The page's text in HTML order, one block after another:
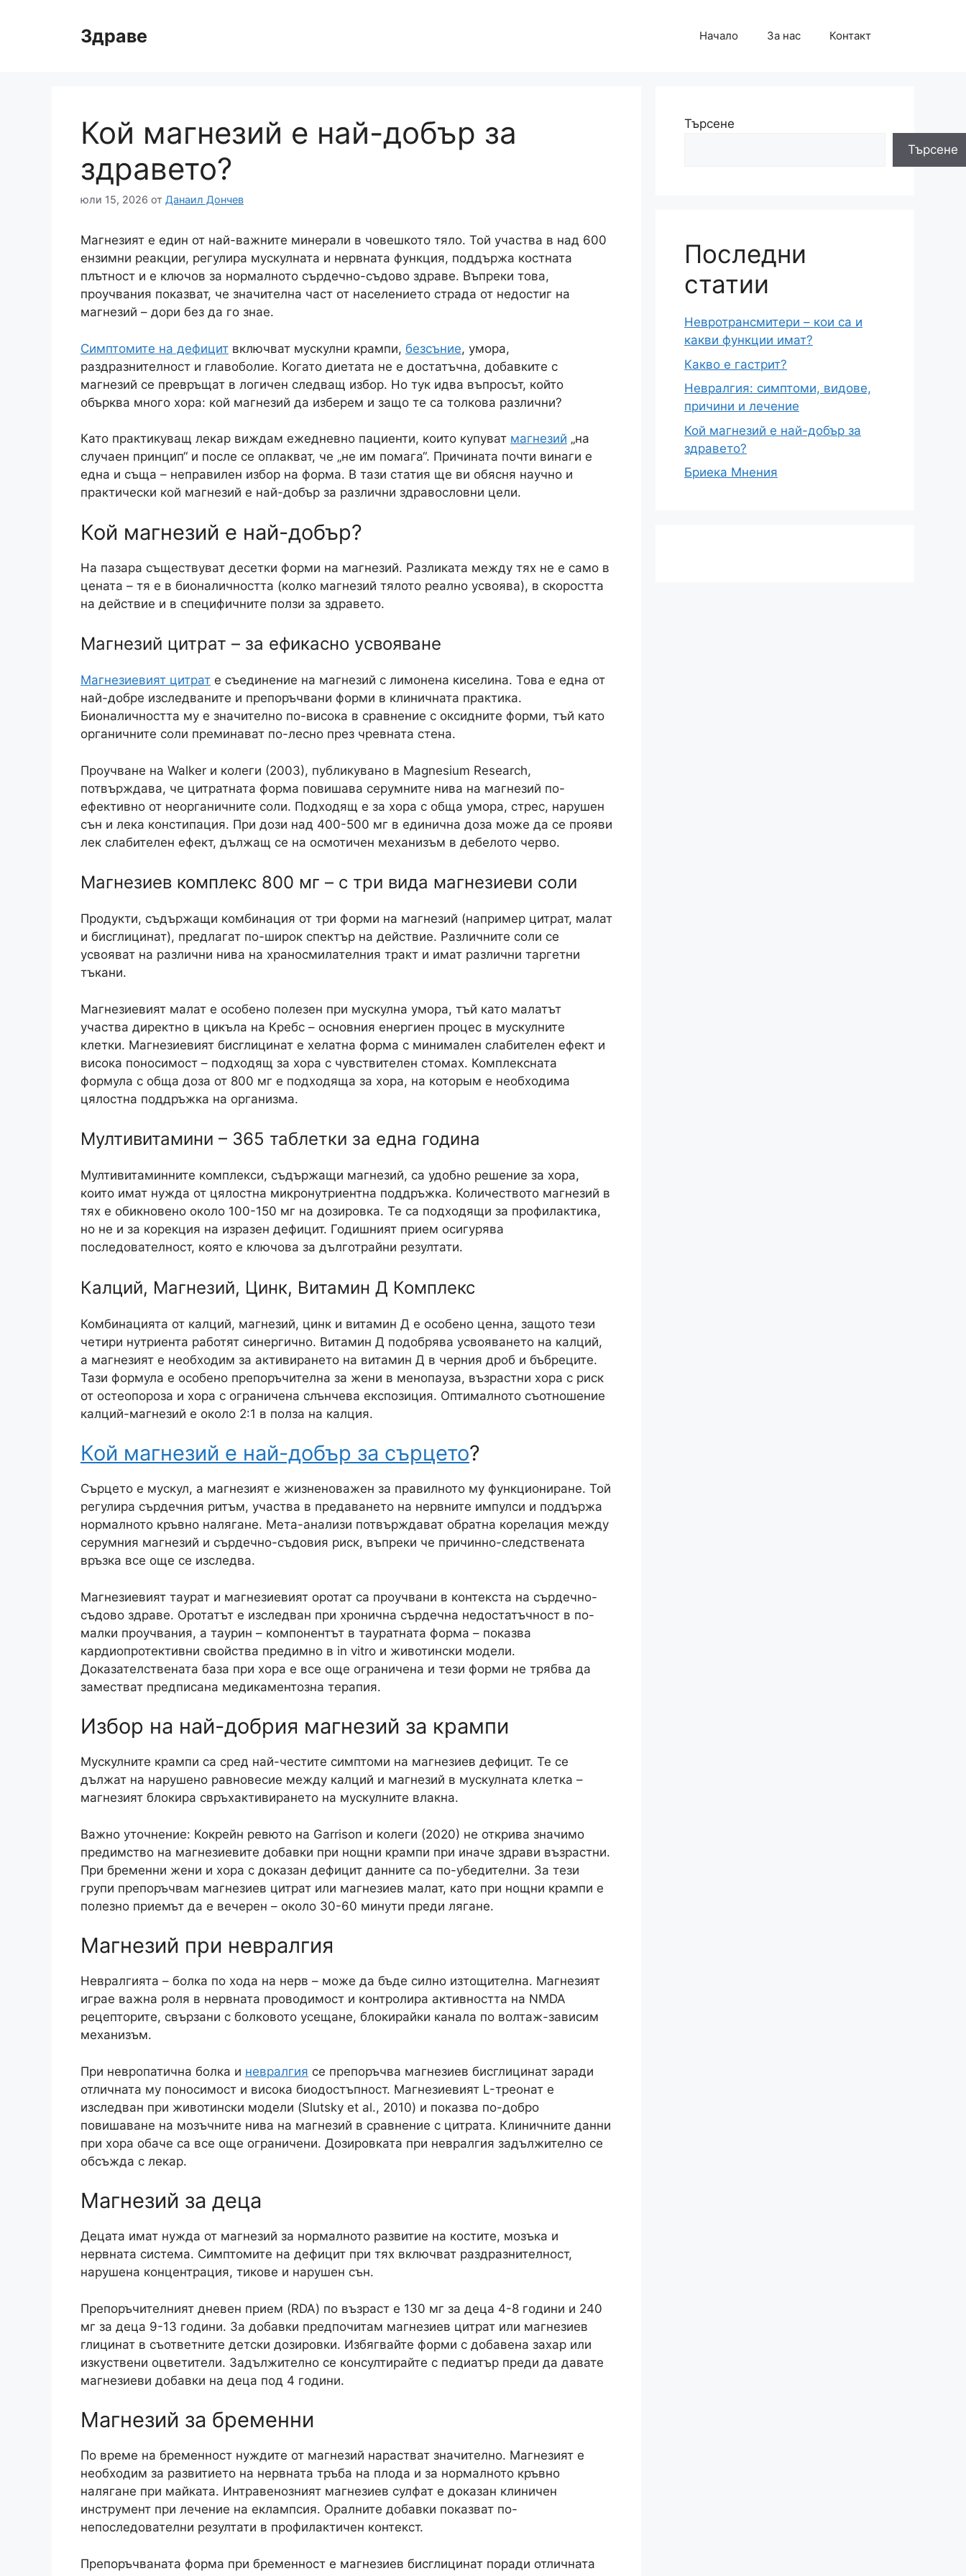
съдържаниетоЗдраве Начало За нас Контакт
Кой магнезий е най-добър за
здравето?
юли 15, 2026 от Данаил Дончев
Магнезият е един от най-важните минерали в човешкото тяло. Той участва в над 600
ензимни реакции, регулира мускулната и нервната функция, поддържа костната
плътност и е ключов за нормалното сърдечно-съдово здраве. Въпреки това,
проучвания показват, че значителна част от населението страда от недостиг на
магнезий – дори без да го знае.
Симптомите на дефицит включват мускулни крампи, безсъние, умора,
раздразнителност и главоболие. Когато диетата не е достатъчна, добавките с
магнезий се превръщат в логичен следващ избор. Но тук идва въпросът, който
обърква много хора: кой магнезий да изберем и защо те са толкова различни?
Като практикуващ лекар виждам ежедневно пациенти, които купуват магнезий „на
случаен принцип“ и после се оплакват, че „не им помага“. Причината почти винаги е
една и съща – неправилен избор на форма. В тази статия ще ви обясня научно и
практически кой магнезий е най-добър за различни здравословни цели.
Кой магнезий е най-добър?
На пазара съществуват десетки форми на магнезий. Разликата между тях не е само в
цената – тя е в бионаличността (колко магнезий тялото реално усвоява), в скоростта
на действие и в специфичните ползи за здравето.
Магнезий цитрат – за ефикасно усвояване
Магнезиевият цитрат е съединение на магнезий с лимонена киселина. Това е една от
най-добре изследваните и препоръчвани форми в клиничната практика.
Бионаличността му е значително по-висока в сравнение с оксидните форми, тъй като
органичните соли преминават по-лесно през чревната стена.
Проучване на Walker и колеги (2003), публикувано в Magnesium Research,
потвърждава, че цитратната форма повишава серумните нива на магнезий по-
ефективно от неорганичните соли. Подходящ е за хора с обща умора, стрес, нарушен
сън и лека констипация. При дози над 400-500 мг в единична доза може да се прояви
лек слабителен ефект, дължащ се на осмотичен механизъм в дебелото черво.
Магнезиев комплекс 800 мг – с три вида магнезиеви соли
Продукти, съдържащи комбинация от три форми на магнезий (например цитрат, малат
и бисглицинат), предлагат по-широк спектър на действие. Различните соли се
усвояват на различни нива на храносмилателния тракт и имат различни таргетни
тъкани.
Магнезиевият малат е особено полезен при мускулна умора, тъй като малатът
участва директно в цикъла на Кребс – основния енергиен процес в мускулните
клетки. Магнезиевият бисглицинат е хелатна форма с минимален слабителен ефект и
висока поносимост – подходящ за хора с чувствителен стомах. Комплексната
формула с обща доза от 800 мг е подходяща за хора, на которым е необходима
цялостна поддръжка на организма.
Мултивитамини – 365 таблетки за една година
Мултивитаминните комплекси, съдържащи магнезий, са удобно решение за хора,
които имат нужда от цялостна микронутриентна поддръжка. Количеството магнезий в
тях е обикновено около 100-150 мг на дозировка. Те са подходящи за профилактика,
но не и за корекция на изразен дефицит. Годишният прием осигурява
последователност, която е ключова за дълготрайни резултати.
Калций, Магнезий, Цинк, Витамин Д Комплекс
Комбинацията от калций, магнезий, цинк и витамин Д е особено ценна, защото тези
четири нутриента работят синергично. Витамин Д подобрява усвояването на калций,
а магнезият е необходим за активирането на витамин Д в черния дроб и бъбреците.
Тази формула е особено препоръчителна за жени в менопауза, възрастни хора с риск
от остеопороза и хора с ограничена слънчева експозиция. Оптималното съотношение
калций-магнезий е около 2:1 в полза на калция.
Кой магнезий е най-добър за сърцето?
Сърцето е мускул, а магнезият е жизненоважен за правилното му функциониране. Той
регулира сърдечния ритъм, участва в предаването на нервните импулси и поддържа
нормалното кръвно налягане. Мета-анализи потвърждават обратна корелация между
серумния магнезий и сърдечно-съдовия риск, въпреки че причинно-следствената
връзка все още се изследва.
Магнезиевият таурат и магнезиевият оротат са проучвани в контекста на сърдечно-
съдово здраве. Оротатът е изследван при хронична сърдечна недостатъчност в по-
малки проучвания, а таурин – компонентът в тауратната форма – показва
кардиопротективни свойства предимно в in vitro и животински модели.
Доказателствената база при хора е все още ограничена и тези форми не трябва да
заместват предписана медикаментозна терапия.
Избор на най-добрия магнезий за крампи
Мускулните крампи са сред най-честите симптоми на магнезиев дефицит. Те се
дължат на нарушено равновесие между калций и магнезий в мускулната клетка –
магнезият блокира свръхактивирането на мускулните влакна.
Важно уточнение: Кокрейн ревюто на Garrison и колеги (2020) не открива значимо
предимство на магнезиевите добавки при нощни крампи при иначе здрави възрастни.
При бременни жени и хора с доказан дефицит данните са по-убедителни. За тези
групи препоръчвам магнезиев цитрат или магнезиев малат, като при нощни крампи е
полезно приемът да е вечерен – около 30-60 минути преди лягане.
Магнезий при невралгия
Невралгията – болка по хода на нерв – може да бъде силно изтощителна. Магнезият
играе важна роля в нервната проводимост и контролира активността на NMDA
рецепторите, свързани с болковото усещане, блокирайки канала по волтаж-зависим
механизъм.
При невропатична болка и невралгия се препоръчва магнезиев бисглицинат заради
отличната му поносимост и висока биодостъпност. Магнезиевият L-треонат е
изследван при животински модели (Slutsky et al., 2010) и показва по-добро
повишаване на мозъчните нива на магнезий в сравнение с цитрата. Клиничните данни
при хора обаче са все още ограничени. Дозировката при невралгия задължително се
обсъжда с лекар.
Магнезий за деца
Децата имат нужда от магнезий за нормалното развитие на костите, мозъка и
нервната система. Симптомите на дефицит при тях включват раздразнителност,
нарушена концентрация, тикове и нарушен сън.
Препоръчителният дневен прием (RDA) по възраст е 130 мг за деца 4-8 години и 240
мг за деца 9-13 години. За добавки предпочитам магнезиев цитрат или магнезиев
глицинат в съответните детски дозировки. Избягвайте форми с добавена захар или
изкуствени оцветители. Задължително се консултирайте с педиатър преди да давате
магнезиеви добавки на деца под 4 години.
Магнезий за бременни
По време на бременност нуждите от магнезий нарастват значително. Магнезият е
необходим за развитието на нервната тръба на плода и за нормалното кръвно
налягане при майката. Интравенозният магнезиев сулфат е доказан клиничен
инструмент при лечение на еклампсия. Оралните добавки показват по-
непоследователни резултати в профилактичен контекст.
Препоръчваната форма при бременност е магнезиев бисглицинат поради отличната
Търсене
Търсене
Последни
статии
Невротрансмитери – кои са и
какви функции имат?
Какво е гастрит?
Невралгия: симптоми, видове,
причини и лечение
Кой магнезий е най-добър за
здравето?
Бриека Мнения